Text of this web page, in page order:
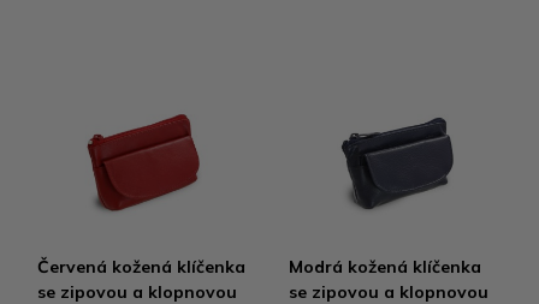
Červená kožená klíčenka
se zipovou a klopnovou
Modrá kožená klíčenka
se zipovou a klopnovou